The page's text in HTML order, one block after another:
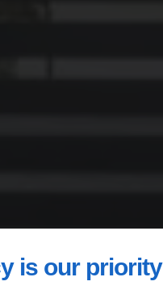
is our priority